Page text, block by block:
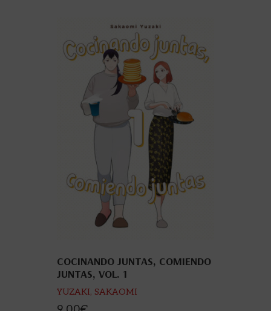
COCINANDO JUNTAS, COMIENDO
JUNTAS, VOL. 1
YUZAKI, SAKAOMI